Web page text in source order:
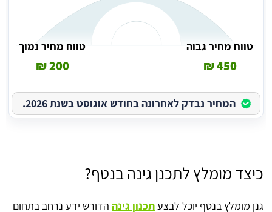
טווח מחיר גבוה
450 ₪
טווח מחיר נמוך
200 ₪
המחיר נבדק לאחרונה בחודש אוגוסט בשנת 2026.
כיצד מומלץ לתכנן גינה בנטף?
גנן מומלץ בנטף יוכל לבצעתכנון גינה הדורש ידע נרחב בתחום